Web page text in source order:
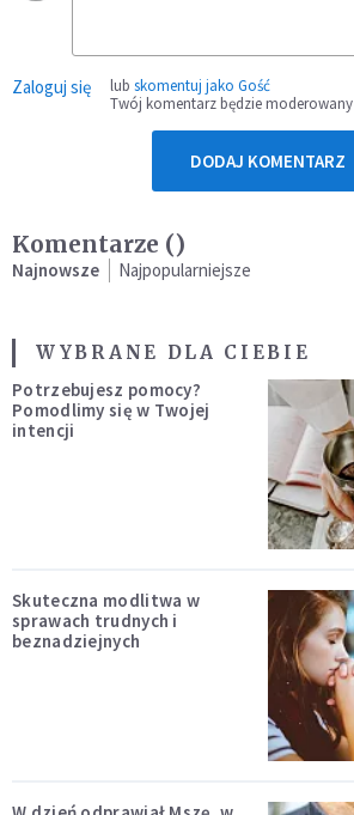
Zaloguj się lub skomentuj jako Gość
Twój komentarz będzie moderowany
DODAJ KOMENTARZ
Komentarze ()
Najnowsze Najpopularniejsze
WYBRANE DLA CIEBIE
Potrzebujesz pomocy?
Pomodlimy się w Twojej
intencji
Skuteczna modlitwa w
sprawach trudnych i
beznadziejnych